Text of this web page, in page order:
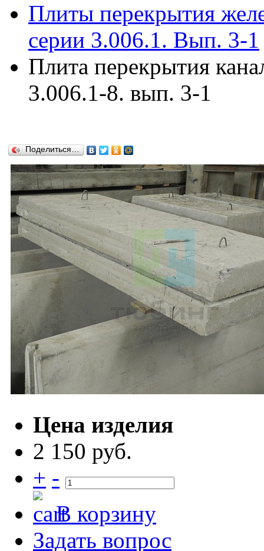
Плиты перекрытия
серии 3.006.1. Вып. 3-1
Плита перекрытия
3.006.1-8. вып. 3-1
Поделиться…
Цена изделия
2 150 руб.
+ -
В корзину
Задать вопрос